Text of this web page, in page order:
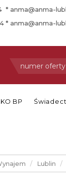
* anma@anma-
* anma@anma-
BP
Lublin